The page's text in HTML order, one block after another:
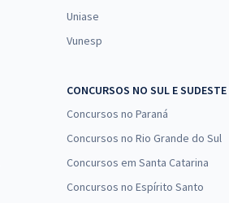
Uniase
Vunesp
CONCURSOS NO SUL E SUDESTE
Concursos no Paraná
Concursos no Rio Grande do Sul
Concursos em Santa Catarina
Concursos no Espírito Santo